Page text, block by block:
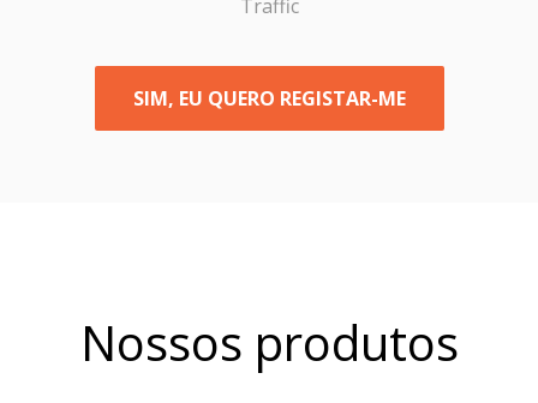
Traffic
SIM, EU QUERO REGISTAR-ME
Nossos produtos